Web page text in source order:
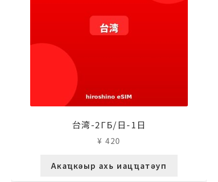
台湾-2ГБ/日-1日
¥ 420
Акаҵкәыр ахь иацҵатәуп